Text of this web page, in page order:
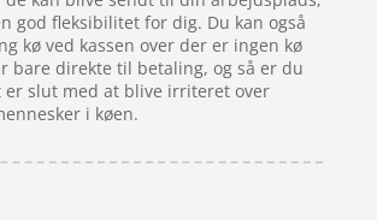
god fleksibilitet for dig. Du kan også
kø ved kassen over der er ingen kø
bare direkte til betaling, og så er du
er slut med at blive irriteret over
i køen.